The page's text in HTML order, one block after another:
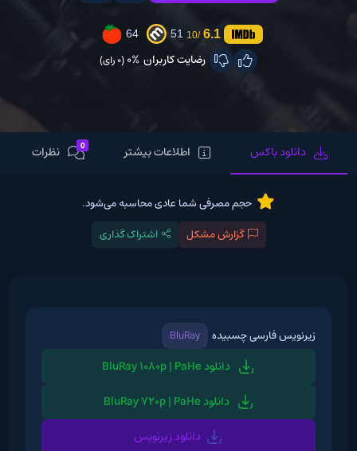
6.1
/10
51
64
رضایت کاربران 0%(0 رای)
دانلود باکس اطلاعات بیشتر 0 نظرات
حجم مصرفی شما عادی محاسبه می‌شود.
گزارش مشکل
اشتراک گذاری
زیرنویس فارسی چسبیده BluRay
دانلود BluRay 1080p | PaHe
دانلود BluRay 720p | PaHe
دانلود زیرنویس